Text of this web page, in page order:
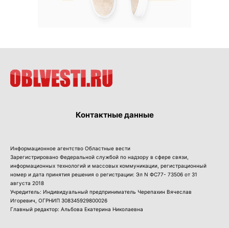
Контактные данные
Информационное агентство Областные вести
Зарегистрировано Федеральной службой по надзору в сфере связи,
информационных технологий и массовых коммуникации, регистрационный
номер и дата принятия решения о регистрации: Эл N ФС77- 73506 от 31
августа 2018
Учредитель: Индивидуальный предприниматель Черепахин Вячеслав
Игоревич, ОГРНИП 308345929800026
Главный редактор: Альбова Екатерина Николаевна